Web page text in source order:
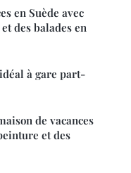
en Suède avec
des balades en
à gare part-
de vacances
et des